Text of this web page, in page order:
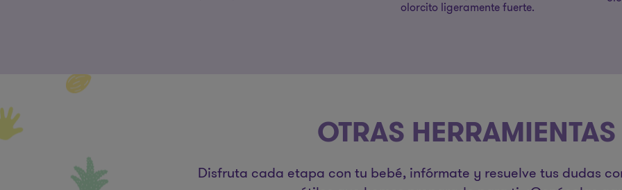
olorcito ligeramente fuerte.
OTRAS HERRAMIENTAS
Disfruta cada etapa con tu bebé, infórmate y resuelve tus dudas